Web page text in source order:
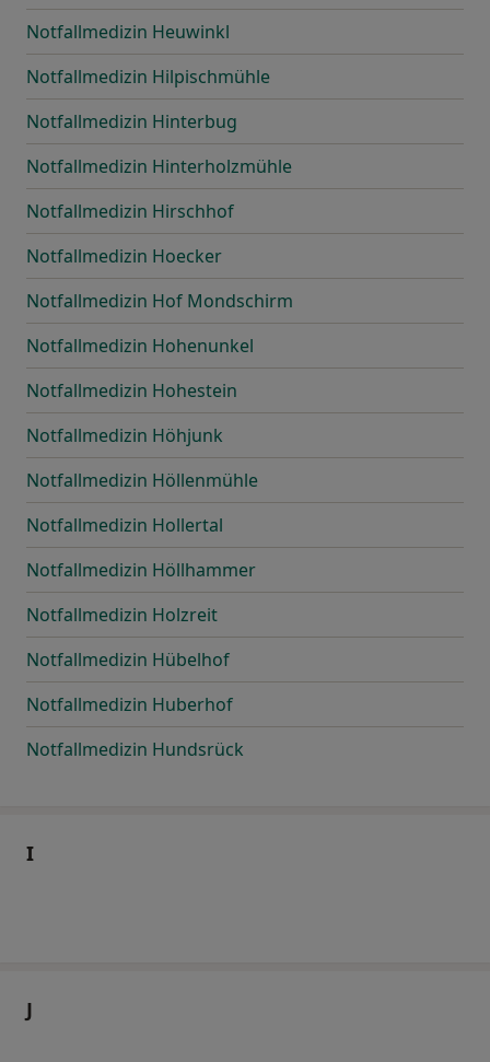
Notfallmedizin Heuwinkl
Notfallmedizin Hilpischmühle
Notfallmedizin Hinterbug
Notfallmedizin Hinterholzmühle
Notfallmedizin Hirschhof
Notfallmedizin Hoecker
Notfallmedizin Hof Mondschirm
Notfallmedizin Hohenunkel
Notfallmedizin Hohestein
Notfallmedizin Höhjunk
Notfallmedizin Höllenmühle
Notfallmedizin Hollertal
Notfallmedizin Höllhammer
Notfallmedizin Holzreit
Notfallmedizin Hübelhof
Notfallmedizin Huberhof
Notfallmedizin Hundsrück
I
J